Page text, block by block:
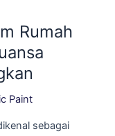
Rumah
Paint
sebagai